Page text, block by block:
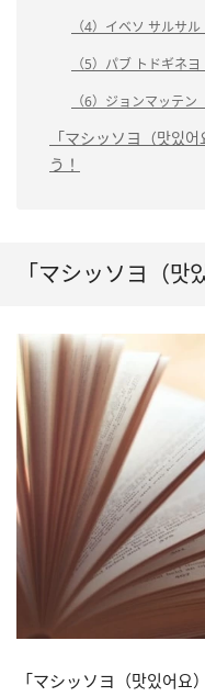
（4）イベソ サルサル
（5）パブ トドギネヨ
（6）ジョンマッテン
「マシッソヨ（맛있
う！
「マシッソヨ（맛
「マシッソヨ（맛있어요